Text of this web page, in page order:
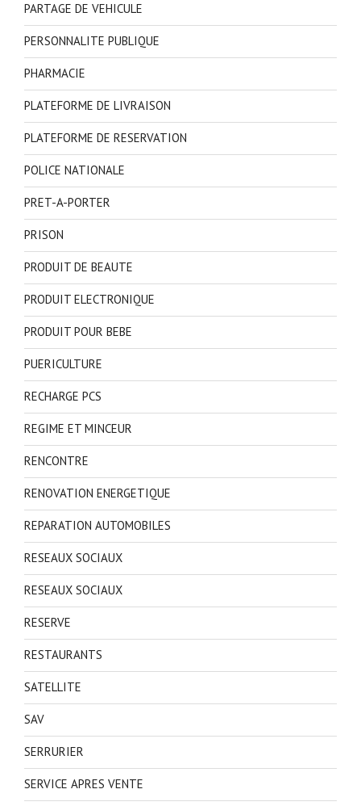
PARTAGE DE VEHICULE
PERSONNALITE PUBLIQUE
PHARMACIE
PLATEFORME DE LIVRAISON
PLATEFORME DE RESERVATION
POLICE NATIONALE
PRET-A-PORTER
PRISON
PRODUIT DE BEAUTE
PRODUIT ELECTRONIQUE
PRODUIT POUR BEBE
PUERICULTURE
RECHARGE PCS
REGIME ET MINCEUR
RENCONTRE
RENOVATION ENERGETIQUE
REPARATION AUTOMOBILES
RESEAUX SOCIAUX
RESEAUX SOCIAUX
RESERVE
RESTAURANTS
SATELLITE
SAV
SERRURIER
SERVICE APRES VENTE